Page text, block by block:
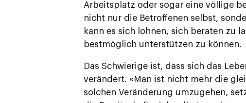
Arbeitsplatz oder sogar eine völlige
nicht nur die Betroffenen selbst,
kann es sich lohnen, sich beraten zu
bestmöglich unterstützen zu können.
Das Schwierige ist, dass sich das
verändert. «Man ist nicht mehr die
solchen Veränderung umzugehen,